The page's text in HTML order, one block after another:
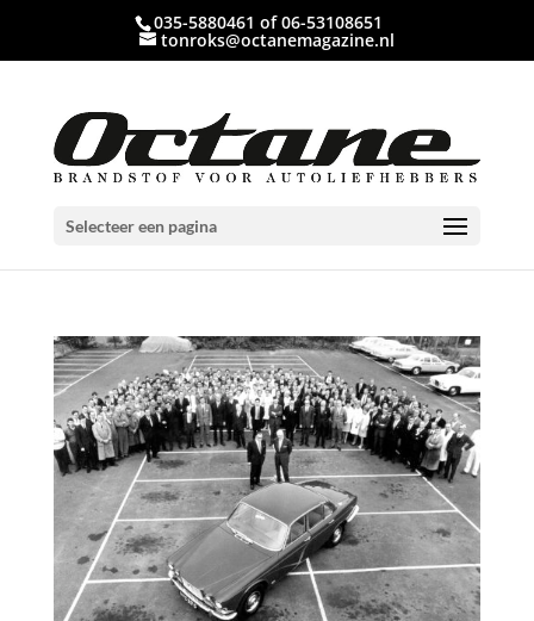
035-5880461 of 06-53108651
tonroks@octanemagazine.nl
Selecteer een pagina